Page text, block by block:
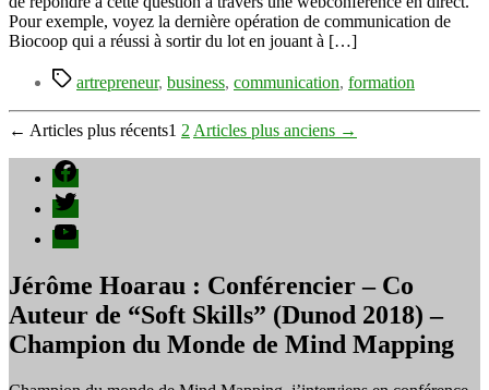
votre
coeur
vos
Pour exemple, voyez la dernière opération de communication de
Biocoop qui a réussi à sortir du lot en jouant à […]
Étiquettes
artrepreneur, business, communication, formation
Pagination
des
publications
← Articles plus récents1 2 Articles plus anciens →
Facebook
Twitter
YouTube
Jérôme Hoarau : Conférencier – Co
Auteur de “Soft Skills” (Dunod 2018) –
Champion du Monde de Mind Mapping